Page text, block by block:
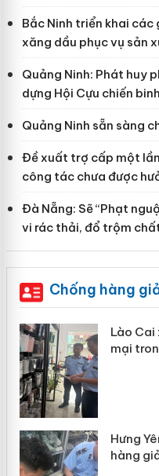
Bắc Ninh triển khai
xăng dầu phục vụ sản
Quảng Ninh: Phát huy
dựng Hội Cựu chiến
Quảng Ninh sẵn sàng
Đề xuất trợ cấp một
công tác chưa được
Đà Nẵng: Sẽ “Phạt
vi rác thải, đổ trộm
Chống hàng
Lào Cai
mại
Hưng
hàng